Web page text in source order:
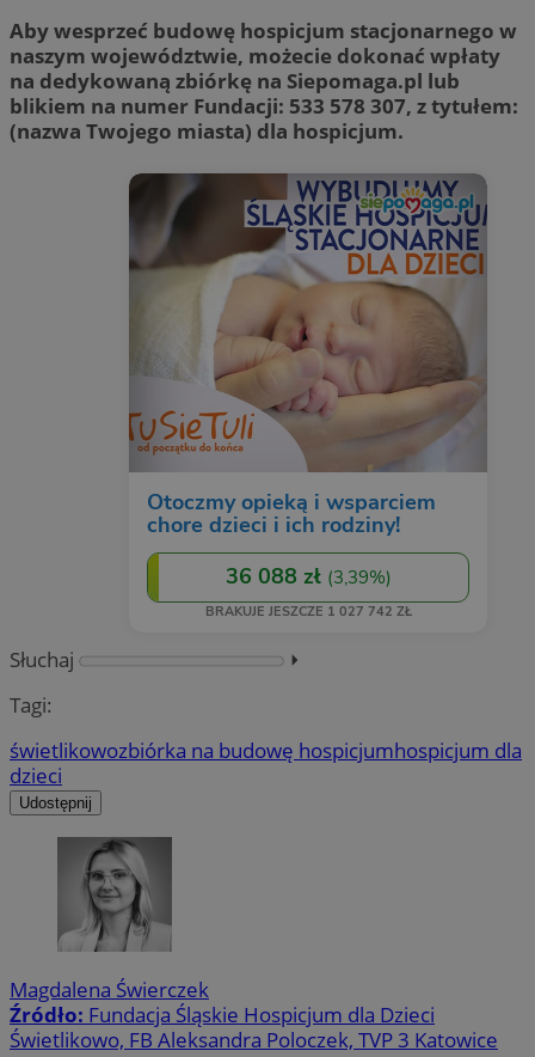
Aby wesprzeć budowę hospicjum stacjonarnego w
naszym województwie, możecie dokonać wpłaty
na dedykowaną zbiórkę na Siepomaga.pl lub
blikiem na numer Fundacji: 533 578 307, z tytułem:
(nazwa Twojego miasta) dla hospicjum.
Słuchaj
⏵︎
Tagi:
świetlikowozbiórka na budowę hospicjumhospicjum dla
dzieci
Udostępnij
Magdalena Świerczek
Źródło: Fundacja Śląskie Hospicjum dla Dzieci
Świetlikowo, FB Aleksandra Poloczek, TVP 3 Katowice